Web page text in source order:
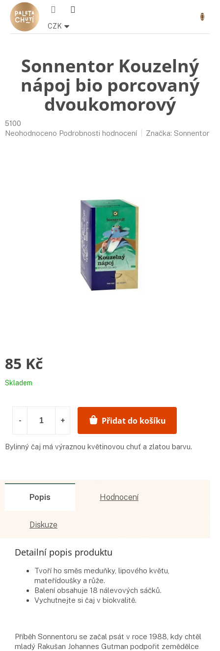
Přejít
obsah
CZK
košík
Sonnentor Kouzelný
nápoj bio porcovaný
dvoukomorový
5100
Průměrné
Neohodnoceno Podrobnosti hodnocení Značka:Sonnentor
85 Kč
Měrná
Skladem
Přidat do košíku
Bylinný čaj má výraznou květinovou chuť a zlatou barvu.
Popis Hodnocení
Diskuze
Detailní popis produktu
Tvoří ho směs meduňky, lipového květu,
mateřídoušky a růže.
Balení obsahuje 18 nálevových sáčků.
Vychutnejte si čaj v biokvalitě.
Příběh Sonnentoru se začal psát v roce 1988, kdy chtěl
mladý Rakušan Johannes Gutman podpořit zemědělce